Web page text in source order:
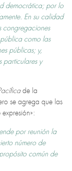
democrática; por lo
En su calidad
congregaciones
como las
públicas; y,
particulares y
de la
se agrega que las
por reunión la
número de
común de